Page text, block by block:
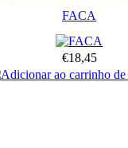
FACA
€18,45